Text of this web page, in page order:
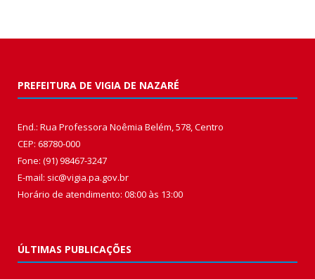
PREFEITURA DE VIGIA DE NAZARÉ
End.: Rua Professora Noêmia Belém, 578, Centro
CEP: 68780-000
Fone: (91) 98467-3247
E-mail: sic@vigia.pa.gov.br
Horário de atendimento: 08:00 às 13:00
ÚLTIMAS PUBLICAÇÕES